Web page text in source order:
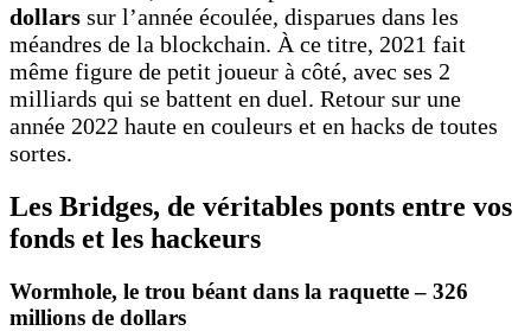
dollars sur l’année écoulée, disparues dans les
méandres de la blockchain. À ce titre, 2021 fait
même figure de petit joueur à côté, avec ses 2
milliards qui se battent en duel. Retour sur une
année 2022 haute en couleurs et en hacks de toutes
sortes.
Les Bridges, de véritables ponts entre vos
fonds et les hackeurs
Wormhole, le trou béant dans la raquette – 326
millions de dollars